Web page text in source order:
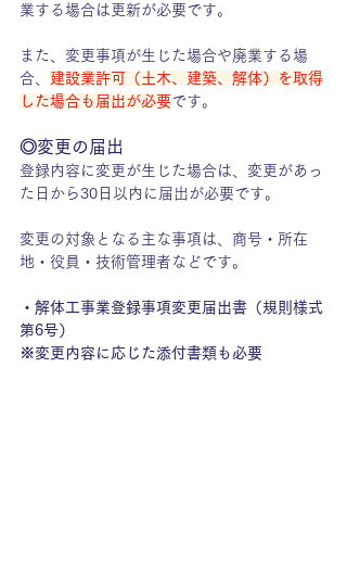
業する場合は更新が必要です。
また、変更事項が生じた場合や廃業する場
合、 建設業許可（土木、建築、解体）を取得
した場合も届出が必要です。
◎変更の届出
登録内容に変更が生じた場合は、変更があっ
た日から30日以内に届出が必要です。
変更の対象となる主な事項は、商号・所在
地・役員・技術管理者などです。
・解体工事業登録事項変更届出書（規則様式
第6号）
※変更内容に応じた添付書類も必要